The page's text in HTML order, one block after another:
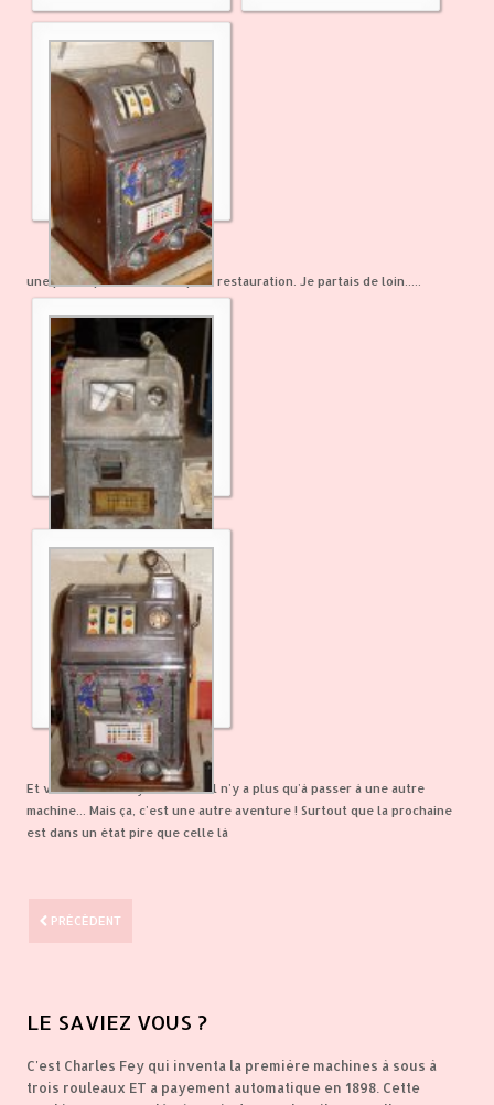
une petite photo avant / après restauration. Je partais de loin.....
Et voilà la blue boy terminée. Il n'y a plus qu'à passer à une autre
machine... Mais ça, c'est une autre aventure ! Surtout que la prochaine
est dans un état pire que celle là
PRÉCÉDENT
LE SAVIEZ VOUS ?
C'est Charles Fey qui inventa la première machines à sous à
trois rouleaux ET a payement automatique en 1898. Cette